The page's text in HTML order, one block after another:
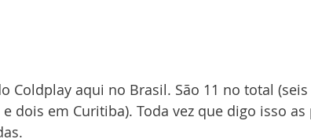
Coldplay aqui no Brasil. São 11 no total (seis
dois em Curitiba). Toda vez que digo isso as